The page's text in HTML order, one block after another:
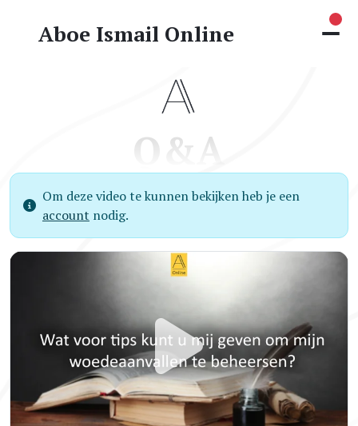
Aboe Ismail Online
Q&A
Om deze video te kunnen bekijken heb je een
account nodig.